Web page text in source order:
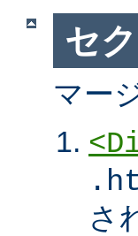
セ
マー
さ